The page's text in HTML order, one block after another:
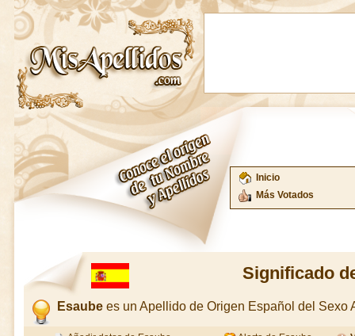
Inicio
Más Votados
Significado
Esaube es un Apellido de Origen Español del Sexo